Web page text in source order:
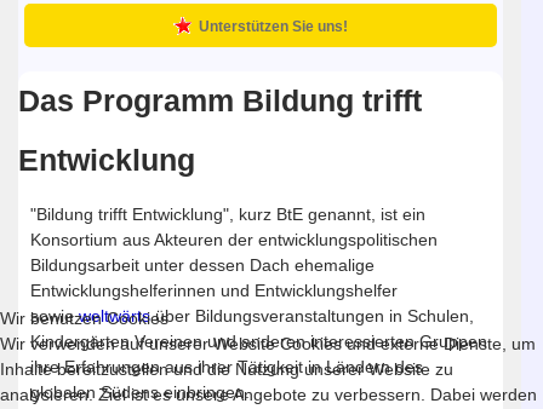
Unterstützen Sie uns!
Das Programm Bildung trifft
Entwicklung
"Bildung trifft Entwicklung", kurz BtE genannt, ist ein
Konsortium aus Akteuren der entwicklungspolitischen
Bildungsarbeit unter dessen Dach ehemalige
Entwicklungshelferinnen und Entwicklungshelfer
sowieweltwärtsüber Bildungsveranstaltungen in Schulen,
Kindergärten Vereinen und anderen interessierten Gruppen
ihre Erfahrungen aus ihrer Tätigkeit in Ländern des
globalen Südens einbringen.
Wir benutzen Cookies
Wir verwenden auf unserer Website Cookies und externe Dienste, um
Inhalte bereitzustellen und die Nutzung unserer Website zu
analysieren. Ziel ist es unsere Angebote zu verbessern. Dabei werden